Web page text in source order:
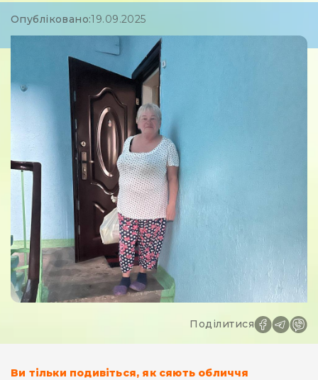
Опубліковано:19.09.2025
Поділитися
Ви тільки подивіться, як сяють обличчя